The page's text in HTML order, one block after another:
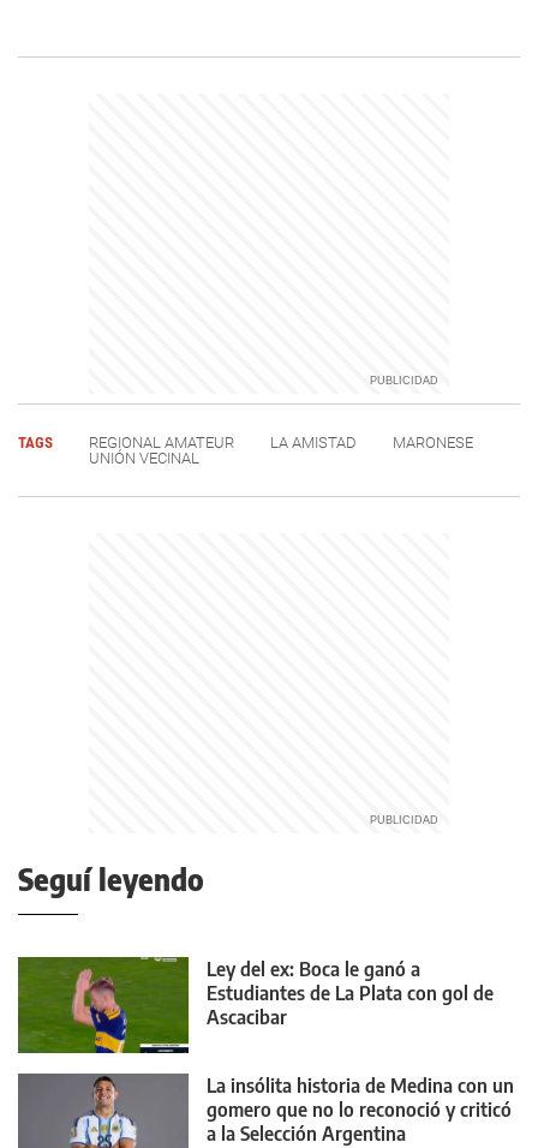
TAGS REGIONAL AMATEUR LA AMISTAD
MARONESE
UNIÓN VECINAL
Seguí leyendo
Ley del ex: Boca le ganó a
Estudiantes de La Plata con gol de
Ascacibar
La insólita historia de Medina con un
gomero que no lo reconoció y criticó
a la Selección Argentina